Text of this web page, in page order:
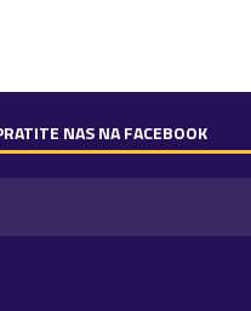
NAS NA FACEBOOK